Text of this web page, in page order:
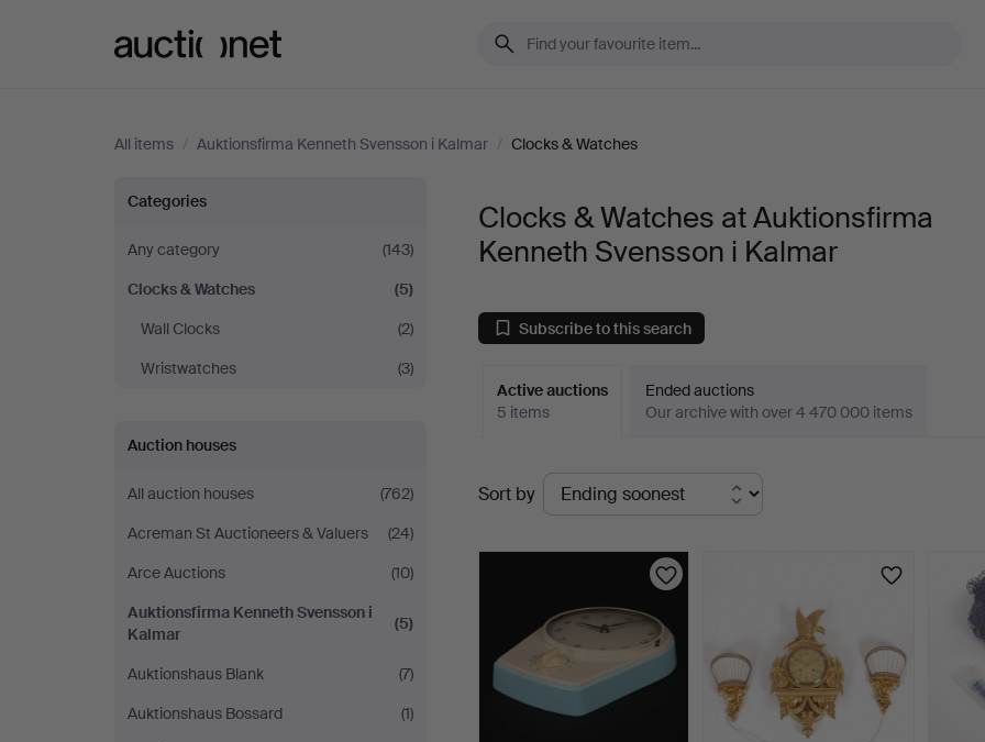
All items / Auktionsfirma Kenneth Svensson i Kalmar / Clocks & Watches
Clocks
&
Watches
at
Kenneth
Svensson
Kalmar
Categories
Any category
(143)
Clocks & Watches
(5)
Wall Clocks
(2)
Wristwatches
(3)
Auction houses
All auction houses
(762)
Acreman St Auctioneers & Valuers
(24)
Arce Auctions
(10)
Auktionsfirma Kenneth Svensson i
Kalmar
(5)
Auktionshaus Blank
(7)
Auktionshaus Bossard
(1)
Clocks & Watches at Auktionsfirma
Kenneth Svensson i Kalmar
Subscribe to this search
Active auctions
5 items
Ended auctions
Our archive with over 4 470 000 items
Active
auctions
Sort by